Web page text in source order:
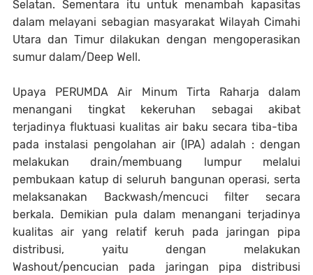
Selatan. Sementara itu untuk menambah kapasitas
dalam melayani sebagian masyarakat Wilayah Cimahi
Utara dan Timur dilakukan dengan mengoperasikan
sumur dalam/Deep Well.
Upaya PERUMDA Air Minum Tirta Raharja dalam
menangani tingkat kekeruhan sebagai akibat
terjadinya fluktuasi kualitas air baku secara tiba-tiba
pada instalasi pengolahan air (IPA) adalah : dengan
melakukan drain/membuang lumpur melalui
pembukaan katup di seluruh bangunan operasi, serta
melaksanakan Backwash/mencuci filter secara
berkala. Demikian pula dalam menangani terjadinya
kualitas air yang relatif keruh pada jaringan pipa
distribusi, yaitu dengan melakukan
Washout/pencucian pada jaringan pipa distribusi